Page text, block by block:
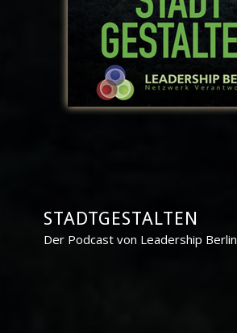
STADTGESTALTEN
Der Podcast von Leadership Berlin